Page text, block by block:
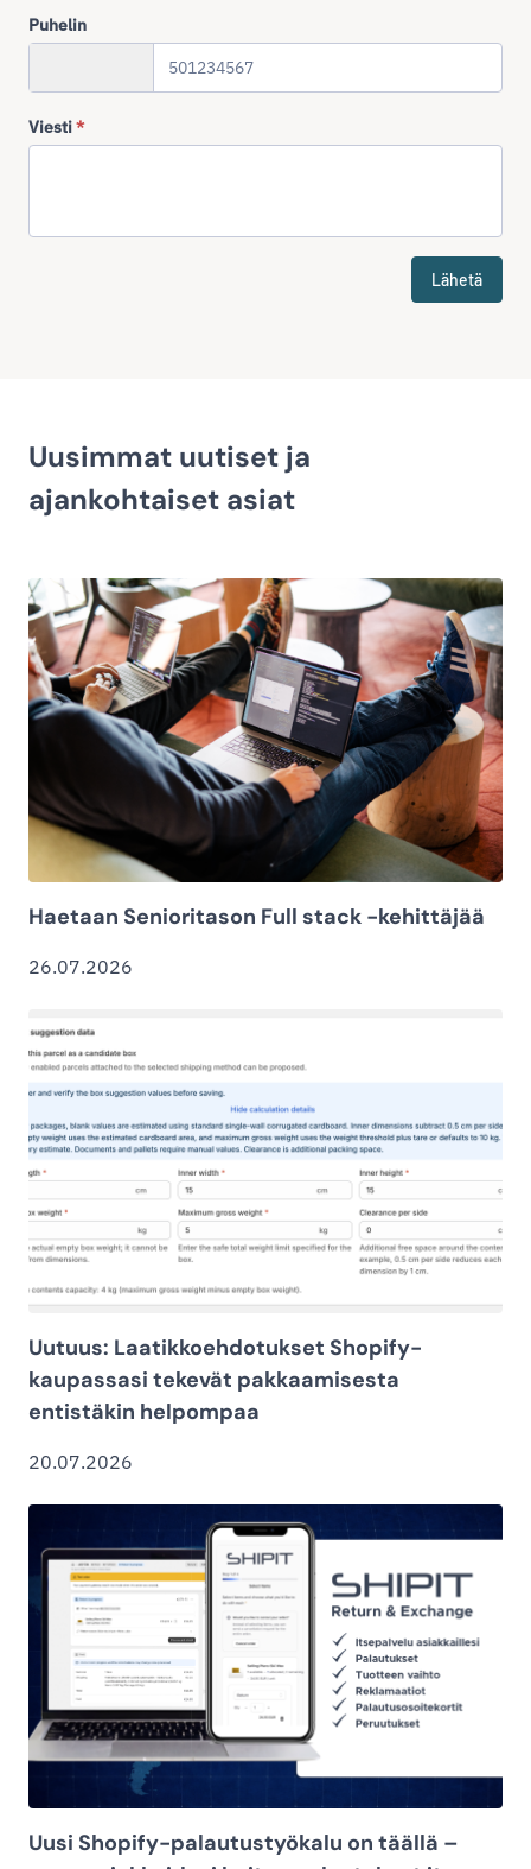
Puhelin
Viesti*
Lähetä
Uusimmat uutiset ja
ajankohtaiset asiat
Haetaan Senioritason Full stack -kehittäjää
26.07.2026
Uutuus: Laatikkoehdotukset Shopify-
kaupassasi tekevät pakkaamisesta
entistäkin helpompaa
20.07.2026
Uusi Shopify-palautustyökalu on täällä –